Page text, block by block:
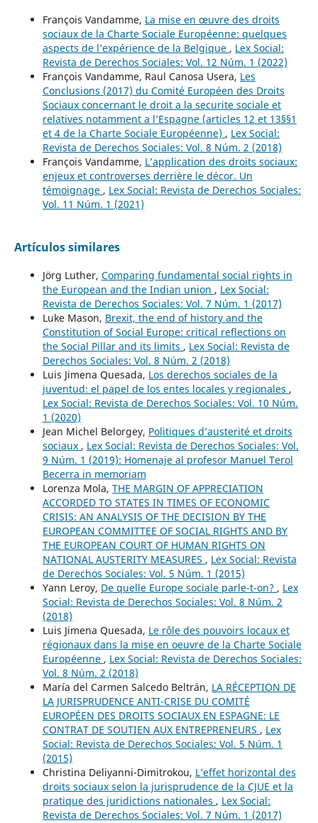
François Vandamme, La mise en œuvre des droits
sociaux de la Charte Sociale Européenne: quelques
aspects de l’expérience de la Belgique , Lex Social:
Revista de Derechos Sociales: Vol. 12 Núm. 1 (2022)
François Vandamme, Raul Canosa Usera, Les
Conclusions (2017) du Comité Européen des Droits
Sociaux concernant le droit a la securite sociale et
relatives notamment a l’Espagne (articles 12 et 13§§1
et 4 de la Charte Sociale Européenne) , Lex Social:
Revista de Derechos Sociales: Vol. 8 Núm. 2 (2018)
François Vandamme, L’application des droits sociaux:
enjeux et controverses derrière le décor. Un
témoignage , Lex Social: Revista de Derechos Sociales:
Vol. 11 Núm. 1 (2021)
Artículos similares
Jörg Luther, Comparing fundamental social rights in
the European and the Indian union , Lex Social:
Revista de Derechos Sociales: Vol. 7 Núm. 1 (2017)
Luke Mason, Brexit, the end of history and the
Constitution of Social Europe: critical reflections on
the Social Pillar and its limits , Lex Social: Revista de
Derechos Sociales: Vol. 8 Núm. 2 (2018)
Luis Jimena Quesada, Los derechos sociales de la
juventud: el papel de los entes locales y regionales ,
Lex Social: Revista de Derechos Sociales: Vol. 10 Núm.
1 (2020)
Jean Michel Belorgey, Politiques d’austerité et droits
sociaux , Lex Social: Revista de Derechos Sociales: Vol.
9 Núm. 1 (2019): Homenaje al profesor Manuel Terol
Becerra in memoriam
Lorenza Mola, THE MARGIN OF APPRECIATION
ACCORDED TO STATES IN TIMES OF ECONOMIC
CRISIS: AN ANALYSIS OF THE DECISION BY THE
EUROPEAN COMMITTEE OF SOCIAL RIGHTS AND BY
THE EUROPEAN COURT OF HUMAN RIGHTS ON
NATIONAL AUSTERITY MEASURES , Lex Social: Revista
de Derechos Sociales: Vol. 5 Núm. 1 (2015)
Yann Leroy, De quelle Europe sociale parle-t-on? , Lex
Social: Revista de Derechos Sociales: Vol. 8 Núm. 2
(2018)
Luis Jimena Quesada, Le rôle des pouvoirs locaux et
régionaux dans la mise en oeuvre de la Charte Sociale
Européenne , Lex Social: Revista de Derechos Sociales:
Vol. 8 Núm. 2 (2018)
María del Carmen Salcedo Beltrán, LA RÉCEPTION DE
LA JURISPRUDENCE ANTI-CRISE DU COMITÉ
EUROPÉEN DES DROITS SOCIAUX EN ESPAGNE: LE
CONTRAT DE SOUTIEN AUX ENTREPRENEURS , Lex
Social: Revista de Derechos Sociales: Vol. 5 Núm. 1
(2015)
Christina Deliyanni-Dimitrokou, L’effet horizontal des
droits sociaux selon la jurisprudence de la CJUE et la
pratique des juridictions nationales , Lex Social:
Revista de Derechos Sociales: Vol. 7 Núm. 1 (2017)